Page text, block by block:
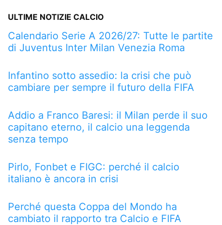
ULTIME NOTIZIE CALCIO
Calendario Serie A 2026/27: Tutte le partite
di Juventus Inter Milan Venezia Roma
Infantino sotto assedio: la crisi che può
cambiare per sempre il futuro della FIFA
Addio a Franco Baresi: il Milan perde il suo
capitano eterno, il calcio una leggenda
senza tempo
Pirlo, Fonbet e FIGC: perché il calcio
italiano è ancora in crisi
Perché questa Coppa del Mondo ha
cambiato il rapporto tra Calcio e FIFA